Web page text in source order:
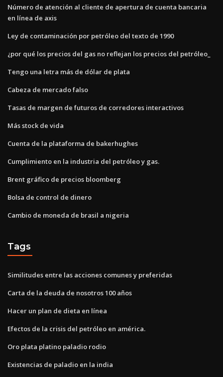
Número de atención al cliente de apertura de cuenta bancaria
en línea de axis
Ley de contaminación por petróleo del texto de 1990
¿por qué los precios del gas no reflejan los precios del petróleo_
Tengo una letra más de dólar de plata
Cabeza de mercado falso
Tasas de margen de futuros de corredores interactivos
Más stock de vida
Cuenta de la plataforma de bakerhughes
Cumplimiento en la industria del petróleo y gas.
Brent gráfico de precios bloomberg
Bolsa de control de dinero
Cambio de moneda de brasil a nigeria
Tags
Similitudes entre las acciones comunes y preferidas
Carta de la deuda de nosotros 100 años
Hacer un plan de dieta en línea
Efectos de la crisis del petróleo en américa.
Oro plata platino paladio rodio
Existencias de paladio en la india